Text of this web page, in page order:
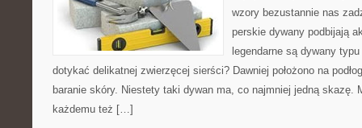
wzory bezustannie nas
perskie dywany podbijają
legendarne są dywany
dotykać delikatnej zwierzęcej sierści? Dawniej położono na
baranie skóry. Niestety taki dywan ma, co najmniej jedną skazę.
każdemu też […]